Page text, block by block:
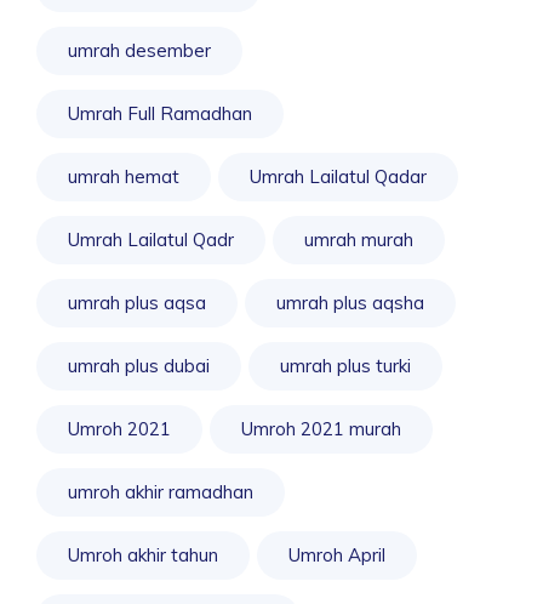
umrah desember
Umrah Full Ramadhan
umrah hemat Umrah Lailatul Qadar
Umrah Lailatul Qadr umrah murah
umrah plus aqsa umrah plus aqsha
umrah plus dubai umrah plus turki
Umroh 2021 Umroh 2021 murah
umroh akhir ramadhan
Umroh akhir tahun Umroh April